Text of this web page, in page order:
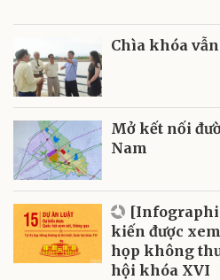
Chìa khóa
Mở kết nối
Nam
kiến được
họp không
hội khóa XVI